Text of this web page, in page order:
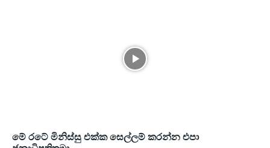
මේ රටේ මිනිස්සු එක්ක සෙල්ලම් කරන්න එපා